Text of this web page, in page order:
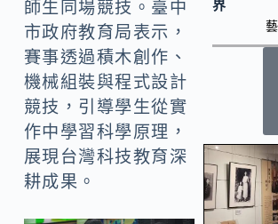
師生同場競技。臺中
市政府教育局表示，
賽事透過積木創作、
機械組裝與程式設計
競技，引導學生從實
作中學習科學原理，
展現台灣科技教育深
耕成果。
界